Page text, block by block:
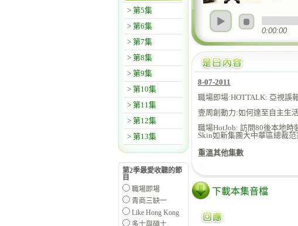
> 第5集
> 第6集
> 第7集
> 第8集
> 第9集
> 第10集
> 第11集
> 第12集
> 第13集
第2季最愛收聽的節
目
職場即場
青商三缺一
Like Hong Kong
多士與碩士
0:00:00
8-07-2011
職場即場:HOTTALK: 亞視誤
壹周創動力:如何達至自主生
職場HotJob: 訪問80後本地時
Skin如新集團大中華區總裁
重溫其他集數
下載本集音檔